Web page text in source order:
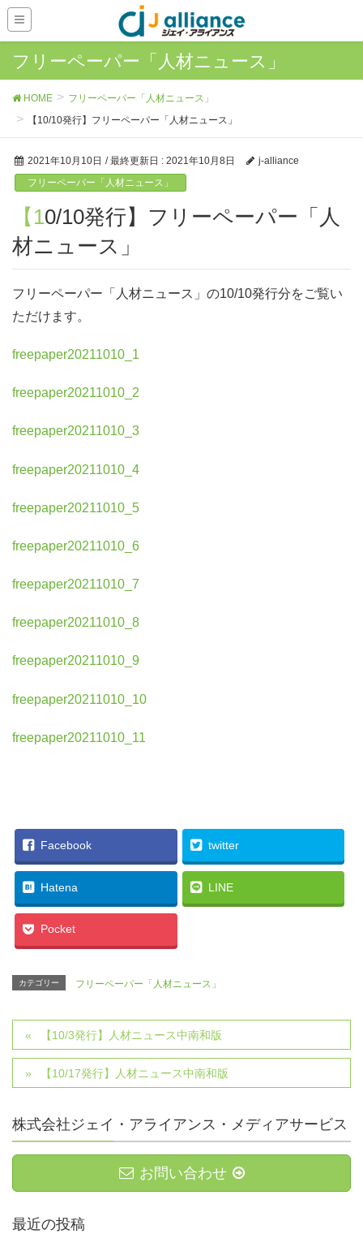
フリーペーパー「人材ニュース」
HOME
フリーペーパー「人材ニュース」
【10/10発行】フリーペーパー「人材ニュース」
2021年10月10日 / 最終更新日 : 2021年10月8日
j-alliance
フリーペーパー「人材ニュース」
【10/10発行】フリーペーパー「人
材ニュース」
フリーペーパー「人材ニュース」の10/10発行分をご覧い
ただけます。
freepaper20211010_1
freepaper20211010_2
freepaper20211010_3
freepaper20211010_4
freepaper20211010_5
freepaper20211010_6
freepaper20211010_7
freepaper20211010_8
freepaper20211010_9
freepaper20211010_10
freepaper20211010_11
Facebook twitter
Hatena LINE
Pocket
カテゴリー フリーペーパー「人材ニュース」
【10/3発行】人材ニュース中南和版
【10/17発行】人材ニュース中南和版
株式会社ジェイ・アライアンス・メディアサービス
お問い合わせ
最近の投稿